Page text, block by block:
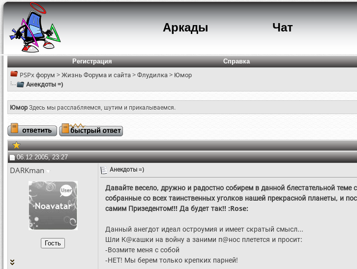
Аркады Чат
Регистрация Справка
PSPx форум >Жизнь Форума и сайта>Флудилка> Юмор
Анекдоты =)
ЮморЗдесь мы расслабляемся, шутим и прикалываемся.
06.12.2005, 23:27
DARKman Анекдоты =)
Давайте весело, дружно и радостно собирем в данной блестательной
собранные со всех таинственных уголков нашей прекрасной планеты, и
самим Призедентом!!! Да будет так!! :Rose:
Данный анегдот идеал остроумия и имеет скратый смысл...
Шли К@кашки на войну а заними п@нос плетется и просит:
-Возмите меня с собой
-НЕТ! Мы берем только крепких парней!